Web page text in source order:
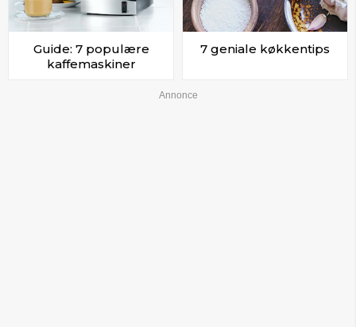
Guide: 7 populære
kaffemaskiner
7 geniale køkkentips